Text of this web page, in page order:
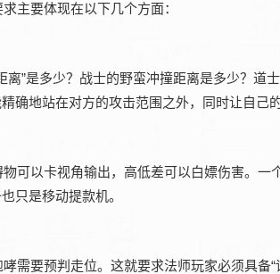
主要体现在以下几个方面：
”是多少？战士的野蛮冲撞距离是多少？道
地站在对方的攻击范围之外，同时让自己
可以卡视角输出，高低差可以白嫖伤害。一
只是移动提款机。
需要预判走位。这就要求法师玩家必须具备“